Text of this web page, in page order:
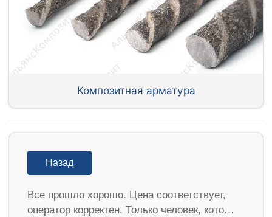
Композитная арматура
Назад
Все прошло хорошо. Цена соответствует,
оператор корректен. Только человек, кото…